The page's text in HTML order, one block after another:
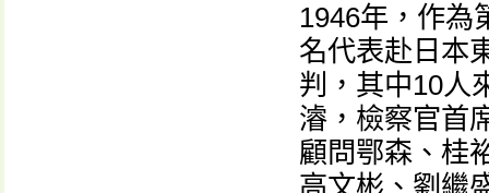
1946年，作為
名代表赴日本
判，其中10人
濬，檢察官首
顧問鄂森、桂
高文彬、劉繼